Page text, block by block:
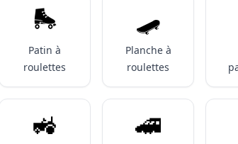
🛼
Patin à
roulettes
🛹
Planche à
roulettes
🚜 🚄